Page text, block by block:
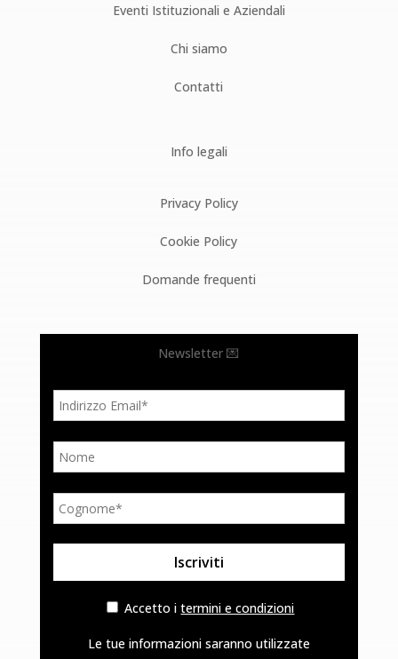
Eventi Istituzionali e Aziendali
Chi siamo
Contatti
Info legali
Privacy Policy
Cookie Policy
Domande frequenti
Newsletter 💌
Accetto itermini e condizioni
Le tue informazioni saranno utilizzate